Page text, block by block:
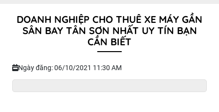
DOANH NGHIỆP CHO THUÊ XE MÁY GẦN
SÂN BAY TÂN SƠN NHẤT UY TÍN BẠN
CẦN BIẾT
Ngày đăng: 06/10/2021 11:30 AM